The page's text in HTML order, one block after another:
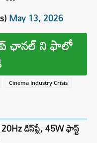
May 13, 2026
ఛానల్ ని ఫాలో
Cinema Industry Crisis
డిస్‌ప్లే, 45W ఫాస్ట్